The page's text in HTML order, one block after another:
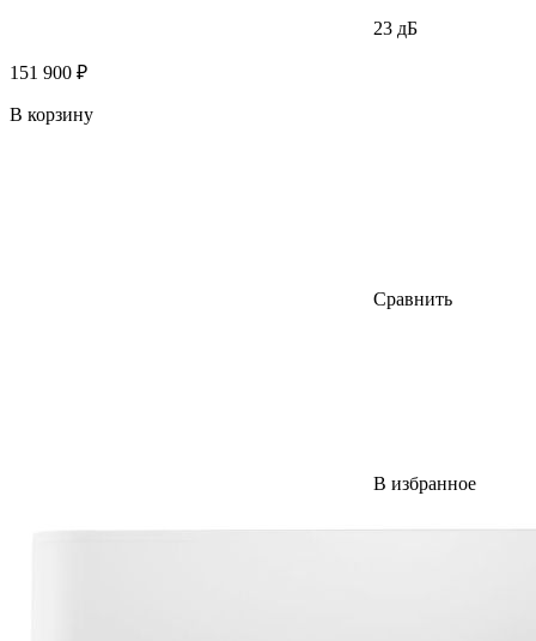
23 дБ
151 900 ₽
В корзину
Сравнить
В избранное